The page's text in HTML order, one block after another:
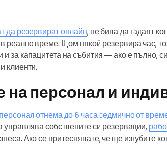
да резервират онлайн, не бива да гадаят
реално време. Щом някой резервира час,
за капацитета на събития — ако е пълно,
клиенти.
на персонал и
отнема до 6 часа седмично от
управлява собствените си резервации,
Ако се притеснявате, че ще изгубите